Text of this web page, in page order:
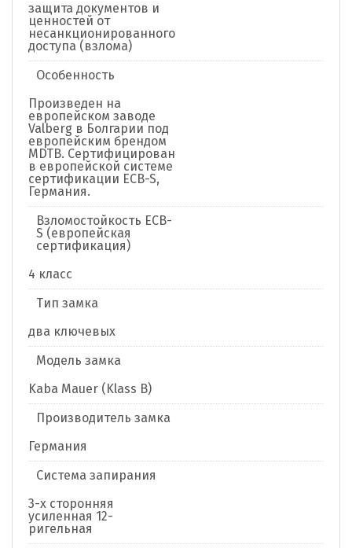
защита документов и
ценностей от
несанкционированного
доступа (взлома)
Особенность
Произведен на
европейском заводе
Valberg в Болгарии под
европейским брендом
MDTB. Сертифицирован
в европейской системе
сертификации ECB-S,
Германия.
Взломостойкость ECB-
S (европейская
сертификация)
4 класс
Тип замка
два ключевых
Модель замка
Kaba Mauer (Klass B)
Производитель замка
Германия
Система запирания
3-х сторонняя
усиленная 12-
ригельная